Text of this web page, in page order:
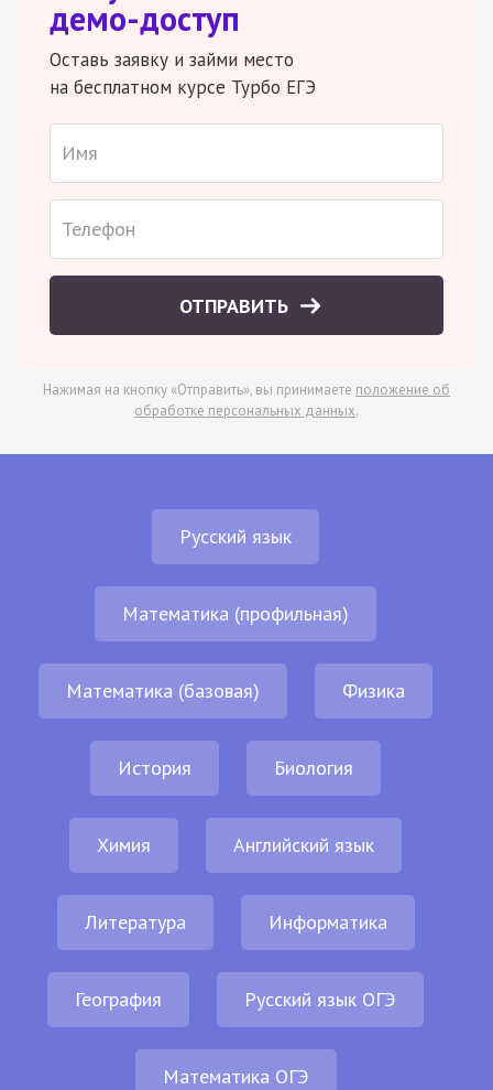
демо-доступ
Оставь заявку и займи место
на бесплатном курсе Турбо ЕГЭ
ОТПРАВИТЬ
Нажимая на кнопку «Отправить», вы принимаете положение об
обработке персональных данных.
Русский язык
Математика (профильная)
Математика (базовая) Физика
История Биология
Химия Английский язык
Литература Информатика
География Русский язык ОГЭ
Математика ОГЭ